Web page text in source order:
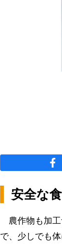
安全な
農作物も加工
で、少しでも